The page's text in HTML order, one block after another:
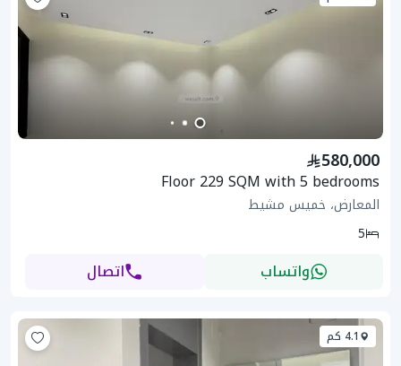
580,000
Floor 229 SQM with 5 bedrooms
المعارض، خميس مشيط
5
واتساب اتصال
4.1 كم